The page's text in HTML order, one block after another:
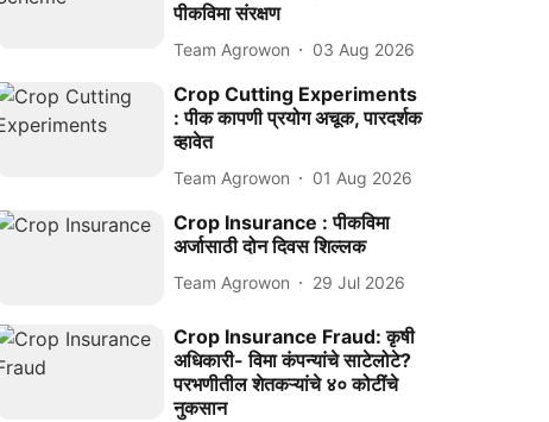
पीकविमा संरक्षण
Team Agrowon 03 Aug 2026
Crop Cutting Experiments
: पीक कापणी प्रयोग अचूक, पारदर्शक
व्हावेत
Team Agrowon 01 Aug 2026
Crop Insurance : पीकविमा
अर्जासाठी दोन दिवस शिल्लक
Team Agrowon 29 Jul 2026
Crop Insurance Fraud: कृषी
अधिकारी- विमा कंपन्यांचे साटेलोटे?
परभणीतील शेतकऱ्यांचे ४० कोटींचे
नुकसान